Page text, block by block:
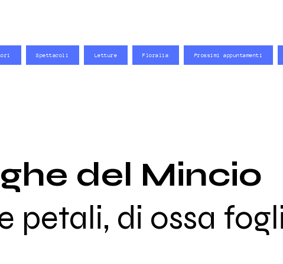
Spettacoli Letture Floralia Prossimi appuntamenti
del Mincio
petali, di ossa